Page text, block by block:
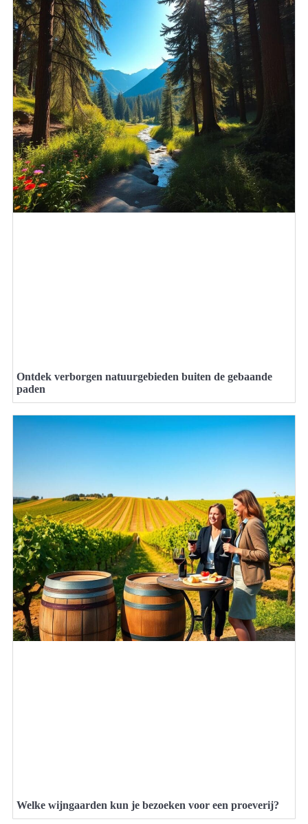
Ontdek verborgen natuurgebieden buiten de gebaande
paden
Welke wijngaarden kun je bezoeken voor een proeverij?